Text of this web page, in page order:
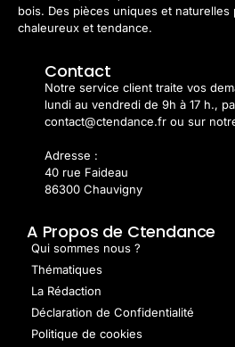
bois. Des pièces uniques et
chaleureux et tendance.
Contact
Notre service client traite vos
lundi au vendredi de 9h à 17 h.,
contact@ctendance.fr ou sur
Adresse :
40 rue Faideau
86300 Chauvigny
A Propos de Ctendance
Qui sommes nous ?
Thématiques
La Rédaction
Déclaration de Confidentialité
Politique de cookies